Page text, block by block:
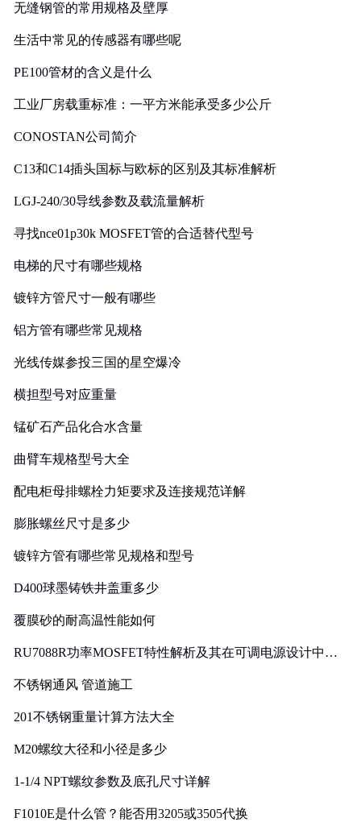
无缝钢管的常用规格及壁厚
生活中常见的传感器有哪些呢
PE100管材的含义是什么
工业厂房载重标准：一平方米能承受多少公斤
CONOSTAN公司简介
C13和C14插头国标与欧标的区别及其标准解析
LGJ-240/30导线参数及载流量解析
寻找nce01p30k MOSFET管的合适替代型号
电梯的尺寸有哪些规格
镀锌方管尺寸一般有哪些
铝方管有哪些常见规格
光线传媒参投三国的星空爆冷
横担型号对应重量
锰矿石产品化合水含量
曲臂车规格型号大全
配电柜母排螺栓力矩要求及连接规范详解
膨胀螺丝尺寸是多少
镀锌方管有哪些常见规格和型号
D400球墨铸铁井盖重多少
覆膜砂的耐高温性能如何
RU7088R功率MOSFET特性解析及其在可调电源设计中的
不锈钢通风 管道施工
201不锈钢重量计算方法大全
M20螺纹大径和小径是多少
1-1/4 NPT螺纹参数及底孔尺寸详解
F1010E是什么管？能否用3205或3505代换